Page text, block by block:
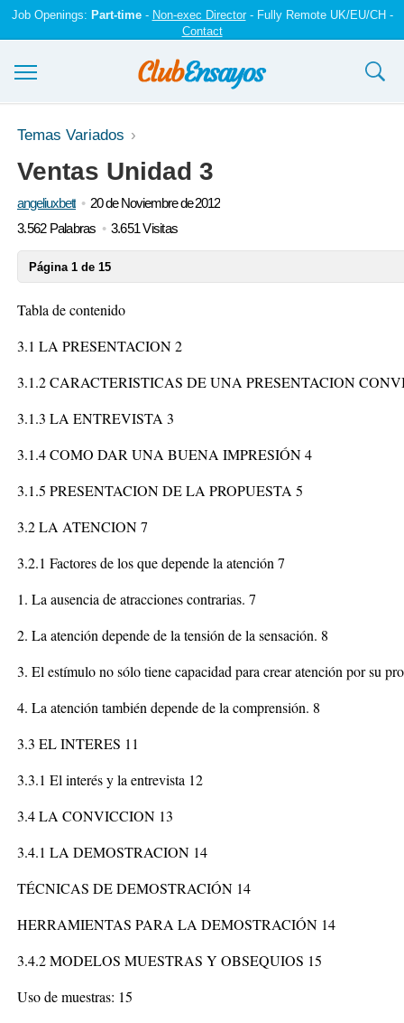
Job Openings: Part-time- Non-exec Director- Fully Remote UK/EU/CH -
Contact
Ensayos y trabajos
Registrarse
Iniciar sesión
Temas Variados
Ventas Unidad 3
angeliuxbett
20 de Noviembre de 2012
3.562 Palabras
3.651 Visitas
Página 1 de 15
Tabla de contenido
3.1 LA PRESENTACION 2
3.1.2 CARACTERISTICAS DE UNA PRESENTACION
3.1.3 LA ENTREVISTA 3
3.1.4 COMO DAR UNA BUENA IMPRESIÓN 4
3.1.5 PRESENTACION DE LA PROPUESTA 5
3.2 LA ATENCION 7
3.2.1 Factores de los que depende la atención 7
1. La ausencia de atracciones contrarias. 7
2. La atención depende de la tensión de la sensación. 8
3. El estímulo no sólo tiene capacidad para crear atención por su
4. La atención también depende de la comprensión. 8
3.3 EL INTERES 11
3.3.1 El interés y la entrevista 12
3.4 LA CONVICCION 13
3.4.1 LA DEMOSTRACION 14
TÉCNICAS DE DEMOSTRACIÓN 14
HERRAMIENTAS PARA LA DEMOSTRACIÓN 14
3.4.2 MODELOS MUESTRAS Y OBSEQUIOS 15
Uso de muestras: 15